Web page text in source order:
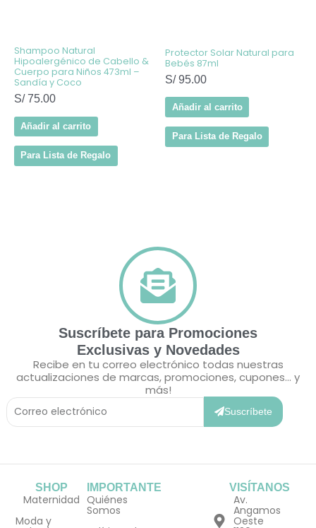
Shampoo Natural
Hipoalergénico de Cabello &
Cuerpo para Niños 473ml –
Sandía y Coco
S/75.00
Añadir al carrito
Para Lista de Regalo
Protector Solar Natural para
Bebés 87ml
S/95.00
Añadir al carrito
Para Lista de Regalo
Suscríbete para Promociones
Exclusivas y Novedades
Recibe en tu correo electrónico todas nuestras
actualizaciones de marcas, promociones, cupones... y
más!
Correo
Electrónico
Suscríbete
SHOP
Maternidad
Moda y
IMPORTANTE
Quiénes
Somos
VISÍTANOS
Av.
Angamos
Oeste